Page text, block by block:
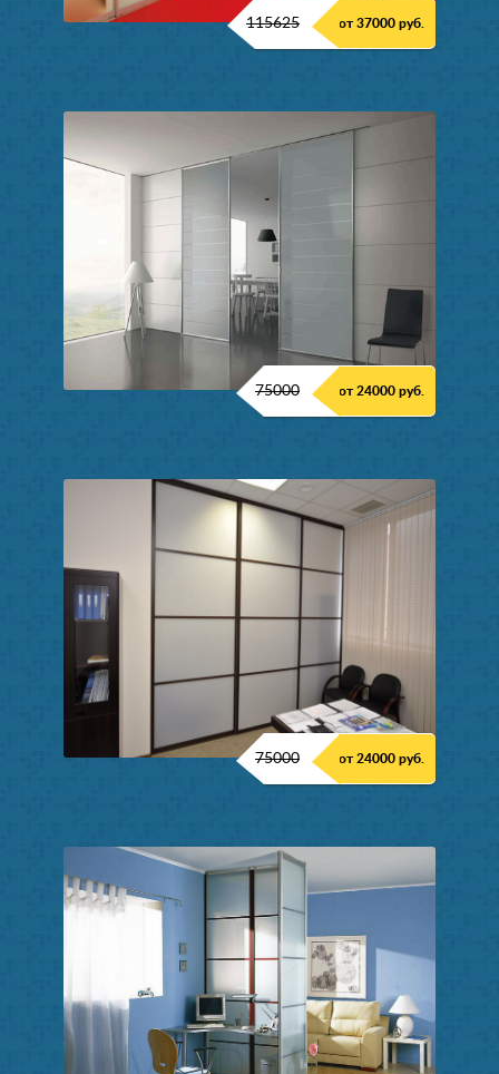
115625 от 37000 руб.
75000 от 24000 руб.
75000 от 24000 руб.